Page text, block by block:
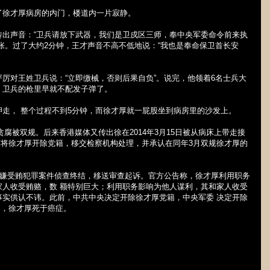
才厚病房的内门，楼道内一片寂静。
声音：“卫兵请放下武器，我们是卫戍区三师，奉中央军委命令前来执
。过了大约2分钟，王才声音不高不低地说：“我也是奉命保卫首长安
对王姓卫兵说：“立即缴械，否则后果自负”。说完，他领着6名士兵大
兵的枪里早就不配发子弹了。
， 整个过程不到5分钟，而徐才厚就一屁股坐到病房里的沙发上。
腐被双规。后来香港媒体又传出徐在2014年3 月 15日被从病床上带走接
徐才厚开除党籍，移交检察机构处理，并承认在同年3 月双规徐才厚的
受贿犯罪案件侦查终结，移送审查起诉。官方公告称，徐才厚利用职务
收受贿赂，数 额特别巨大；利用职务影响为他人谋利，其和家人收受
供认不讳。此前，中共中央决定开除徐才厚党籍，中央军委 决定开除
徐才厚死于癌症。